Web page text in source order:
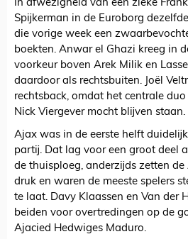
In afwezigheid van een zieke
Spijkerman in de Euroborg
die vorige week een
boekten. Anwar el Ghazi kreeg in
voorkeur boven Arek Milik en
daardoor als rechtsbuiten. Joël
rechtsback, omdat het centrale
Nick Viergever mocht blijven staan.
Ajax was in de eerste helft
partij. Dat lag voor een groot deel
de thuisploeg, anderzijds zetten de
druk en waren de meeste spelers
te laat. Davy Klaassen en Van der
beiden voor overtredingen op de
Ajacied Hedwiges Maduro.